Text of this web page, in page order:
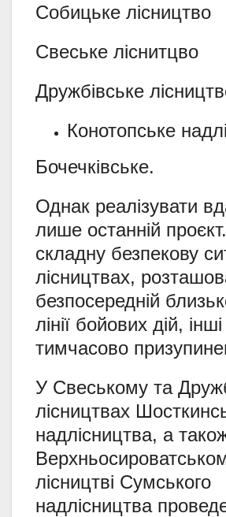
Собицьке лісництво
Свеське ліснитцво
Дружбівське
Конотопське
Бочечківське.
Однак реалізувати
лише останній
складну безпекову
лісництвах,
безпосередній
лінії бойових дій,
тимчасово
У Свеському та
лісництвах
надлісництва, а
лісництві Сумського
надлісництва